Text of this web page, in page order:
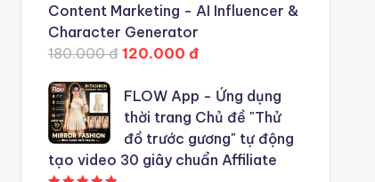
Content Marketing - AI Influencer &
Character Generator
180.000 đ 120.000 đ
FLOW App - Ứng dụng
thời trang Chủ đề "Thử
đồ trước gương" tự động
tạo video 30 giây chuẩn Affiliate